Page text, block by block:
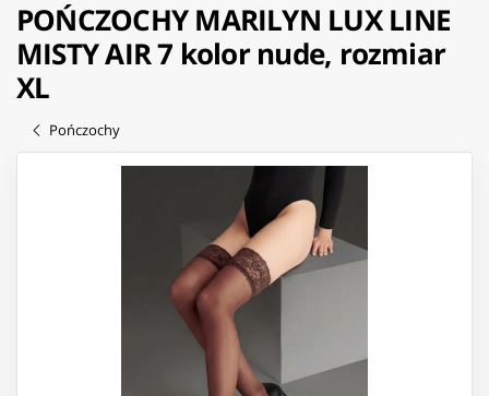
POŃCZOCHY MARILYN LUX LINE
MISTY AIR 7 kolor nude, rozmiar
XL
Pończochy